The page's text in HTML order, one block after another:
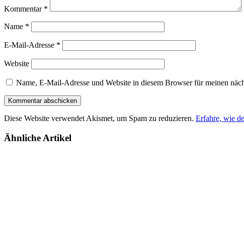
Kommentar *
Name *
E-Mail-Adresse *
Website
Name, E-Mail-Adresse und Website in diesem Browser für meinen
Diese Website verwendet Akismet, um Spam zu reduzieren. Erfahre, wie
Ähnliche Artikel